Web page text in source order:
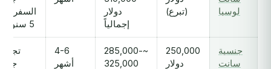
لوسيا
(تبرع)
دولار
إجمالياً
السفر كل
5 سنوات
جنسية
سانت
250,000
دولار
~285,000-
325,000
4-6
أشهر
تجديد
جواز